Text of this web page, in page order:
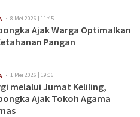
8 Mei 2026 | 11:45
Ajak Warga Optimalkan
Pangan
1 Mei 2026 | 19:06
melalui Jumat Keliling,
Ajak Tokoh Agama